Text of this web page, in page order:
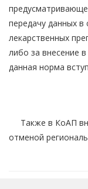
передачу данных
лекарственных
либо за внесение
данная норма
Также в КоАП
отменой